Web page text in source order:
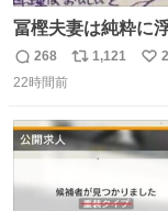
冨樫夫妻は純粋に
こに自分の市場価値的
＆寝起きのボサボ
156cm40kg、年中
めてもろて とか
返
信
268
リ
ト
数
1,121
い
数
22時間前